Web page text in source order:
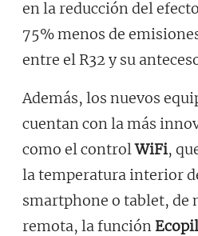
en la reducción del
75% menos de
entre el R32 y su
Además, los nuevos
cuentan con la más
como el controlWiFi,
la temperatura interior
smartphone o tablet, de
remota, la función